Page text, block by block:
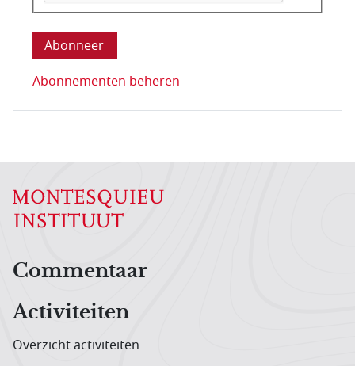
Deze vraag is om te controleren dat u een mens
Abonnementen beheren
Hoofdnavigatiemenu
Commentaar
Activiteiten
Overzicht activiteiten